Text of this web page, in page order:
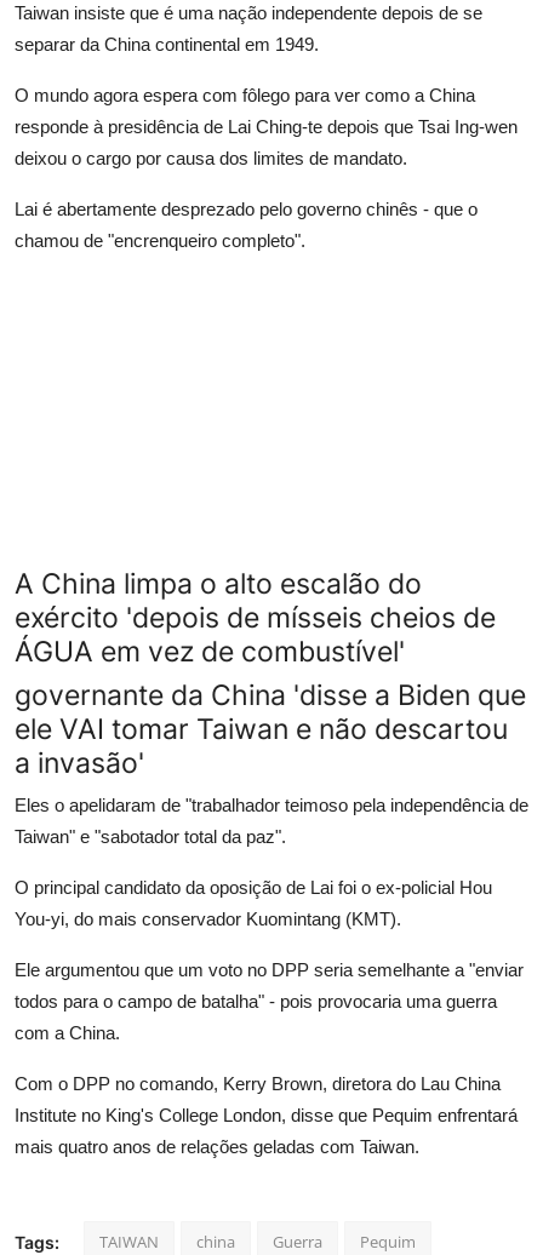
Taiwan insiste que é uma nação independente depois de se
separar da China continental em 1949.
O mundo agora espera com fôlego para ver como a China
responde à presidência de Lai Ching-te depois que Tsai Ing-wen
deixou o cargo por causa dos limites de mandato.
Lai é abertamente desprezado pelo governo chinês - que o
chamou de "encrenqueiro completo".
A China limpa o alto escalão do
exército 'depois de mísseis cheios de
ÁGUA em vez de combustível'
governante da China 'disse a Biden que
ele VAI tomar Taiwan e não descartou
a invasão'
Eles o apelidaram de "trabalhador teimoso pela independência de
Taiwan" e "sabotador total da paz".
O principal candidato da oposição de Lai foi o ex-policial Hou
You-yi, do mais conservador Kuomintang (KMT).
Ele argumentou que um voto no DPP seria semelhante a "enviar
todos para o campo de batalha" - pois provocaria uma guerra
com a China.
Com o DPP no comando, Kerry Brown, diretora do Lau China
Institute no King's College London, disse que Pequim enfrentará
mais quatro anos de relações geladas com Taiwan.
Tags: TAIWAN china Guerra Pequim